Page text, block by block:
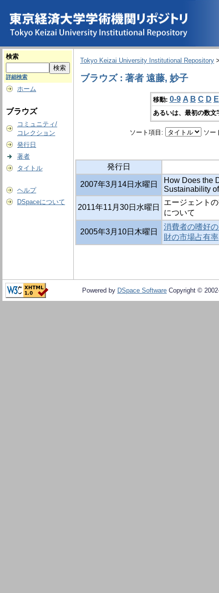
検索
詳細検索
ホーム
ブラウズ
コミュニティ/
コレクション
発行日
著者
タイトル
ヘルプ
DSpaceについて
Tokyo Keizai University Institutional Repository
ブラウズ : 著者 遠藤, 妙子
移動: 0-9 A B C D E
あるいは、最初の数
ソート項目: ソー
発行日
2007年3月14日水曜日
How Does the
Sustainability
2011年11月30日水曜日
エージェント
について
2005年3月10日木曜日
消費者の嗜好
財の市場占有率
Powered by DSpace Software Copyright ©